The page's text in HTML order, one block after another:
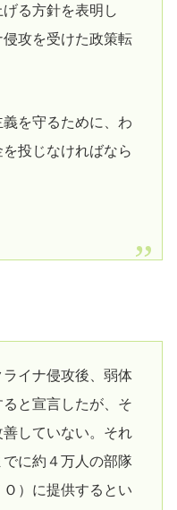
る方針を表明し
攻を受けた政策転
を守るために、わ
投じなければなら
イナ侵攻後、弱体
と宣言したが、そ
していない。それ
に約４万人の部隊
）に提供するとい